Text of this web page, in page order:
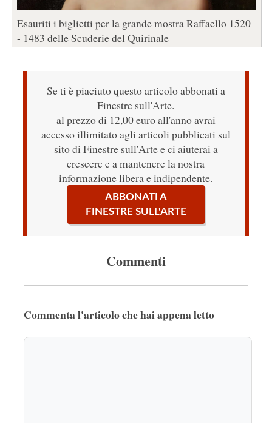
Esauriti i biglietti per la grande mostra Raffaello 1520
- 1483 delle Scuderie del Quirinale
Se ti è piaciuto questo articolo abbonati a
Finestre sull'Arte.
al prezzo di 12,00 euro all'anno avrai
accesso illimitato agli articoli pubblicati sul
sito di Finestre sull'Arte e ci aiuterai a
crescere e a mantenere la nostra
informazione libera e indipendente.
ABBONATI A
FINESTRE SULL'ARTE
Commenti
Commenta l'articolo che hai appena letto